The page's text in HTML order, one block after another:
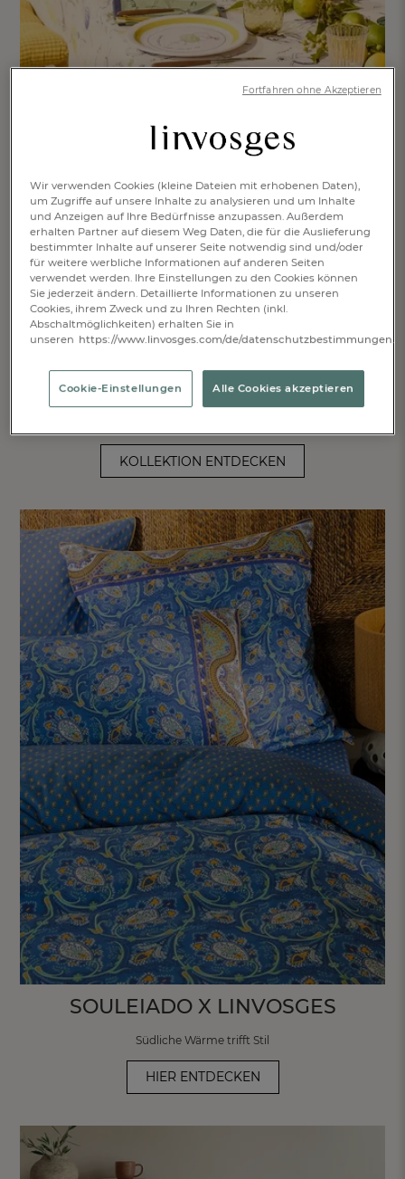
SERGE BLOCH
Poésie und gute Laune kommen mit derKollektion "Kleine
KOLLEKTION ENTDECKEN
SOULEIADO X LINVOSGES
Südliche Wärme trifft Stil
HIER ENTDECKEN
Wir verwenden Cookies (kleine Dateien mit erhobenen Daten),
um Zugriffe auf unsere Inhalte zu analysieren und um Inhalte
und Anzeigen auf Ihre Bedürfnisse anzupassen. Außerdem
erhalten Partner auf diesem Weg Daten, die für die Auslieferung
bestimmter Inhalte auf unserer Seite notwendig sind und/oder
für weitere werbliche Informationen auf anderen Seiten
verwendet werden. Ihre Einstellungen zu den Cookies können
Sie jederzeit ändern. Detaillierte Informationen zu unseren
Cookies, ihrem Zweck und zu Ihren Rechten (inkl.
Abschaltmöglichkeiten) erhalten Sie in
unseren https://www.linvosges.com/de/
Cookie-Einstellungen Alle Cookies akzeptieren
Fortfahren ohne Akzeptieren